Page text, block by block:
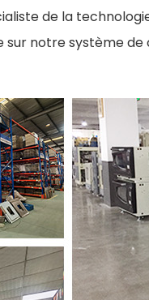
de la
notre système